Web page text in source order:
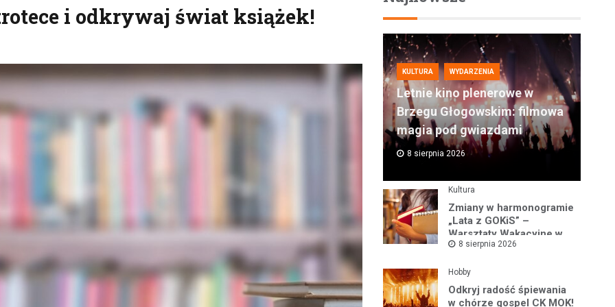
i odkrywaj świat książek!
KULTURA WYDARZENIA
Letnie kino plenerowe w
Brzegu Głogowskim: filmowa
magia pod gwiazdami
8 sierpnia 2026
Kultura
Zmiany w harmonogramie
„Lata z GOKiS” –
Warsztaty Wakacyjne w
Kotli8 sierpnia 2026
Hobby
Odkryj radość śpiewania
w chórze gospel CK MOK!